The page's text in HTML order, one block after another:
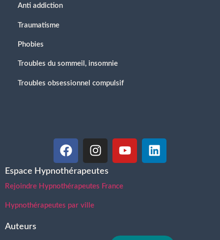
Anti addiction
Traumatisme
Phobies
Troubles du sommeil, insomnie
Troubles obsessionnel compulsif
Espace Hypnothérapeutes
Rejoindre Hypnothérapeutes France
Hypnothérapeutes par ville
Auteurs